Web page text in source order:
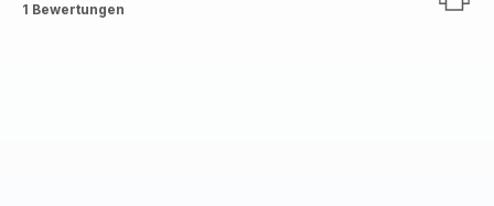
Bewertung
1 Bewertungen